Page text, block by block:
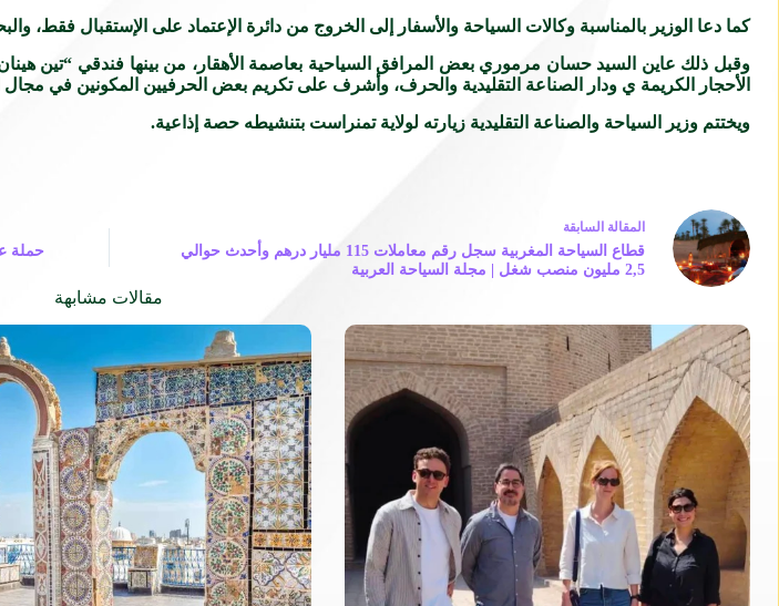
كما دعا الوزير بالمناسبة وكالات السياحة والأسفار إلى الخروج من دائرة الإعتماد على الإستقبال
وقبل ذلك عاين السيد حسان مرموري بعض المرافق السياحية بعاصمة الأهقار، من بينها فندقي “تين
الأحجار الكريمة ي ودار الصناعة التقليدية والحرف، وأشرف على تكريم بعض الحرفيين المكونين في
ويختتم وزير السياحة والصناعة التقليدية زيارته لولاية تمنراست بتنشيطه حصة إذاعية.
المقالة السابقة
قطاع السياحة المغربية سجل رقم معاملات 115 مليار درهم وأحدث حوالي
2,5 مليون منصب شغل | مجلة السياحة العربية
حملة
مقالات مشابهة